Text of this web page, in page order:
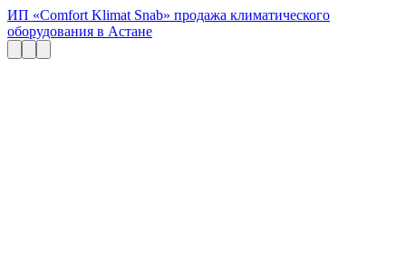
ИП «Comfort Klimat Snab» продажа климатического
оборудования в Астане